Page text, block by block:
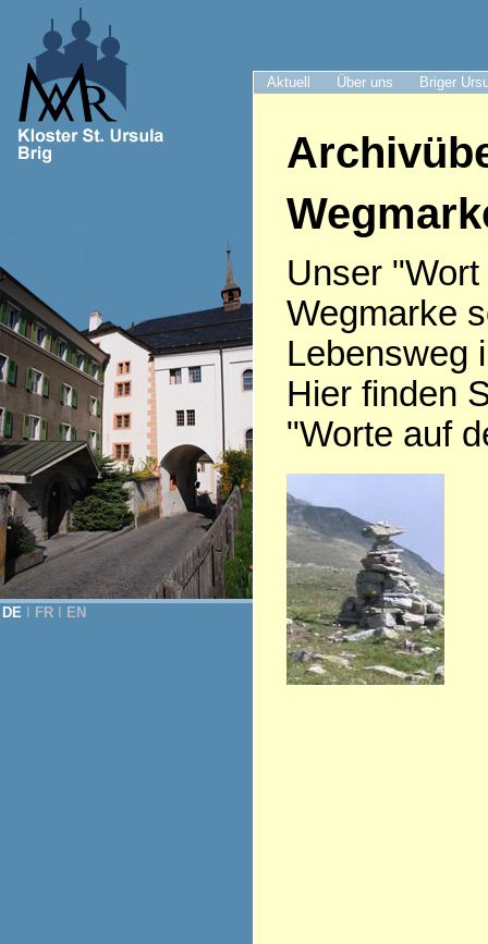
Aktuell Über uns Briger
DE FR EN
Unser
Wegmarke
Lebensweg
Hier finden
"Worte auf